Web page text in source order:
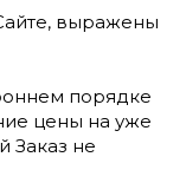
выражены
порядке
цены на уже
Заказ не